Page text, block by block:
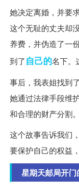
她决定离婚，并要
这个无耻的丈夫却
养费，并伪造了一
到了自己的名下。
事后，我表姐找到
她通过法律手段维
和合理的财产分割。
这个故事告诉我们
要保护自己的权益
星期天邮局开门